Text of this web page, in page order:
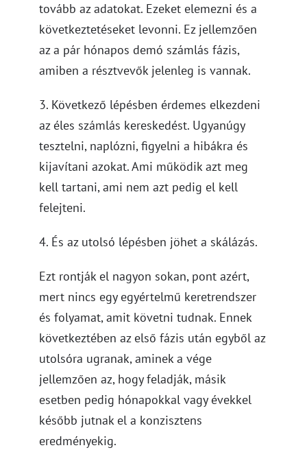
tovább az adatokat. Ezeket elemezni és a
következtetéseket levonni. Ez jellemzően
az a pár hónapos demó számlás fázis,
amiben a résztvevők jelenleg is vannak.
3. Következő lépésben érdemes elkezdeni
az éles számlás kereskedést. Ugyanúgy
tesztelni, naplózni, figyelni a hibákra és
kijavítani azokat. Ami működik azt meg
kell tartani, ami nem azt pedig el kell
felejteni.
4. És az utolsó lépésben jöhet a skálázás.
Ezt rontják el nagyon sokan, pont azért,
mert nincs egy egyértelmű keretrendszer
és folyamat, amit követni tudnak. Ennek
következtében az első fázis után egyből az
utolsóra ugranak, aminek a vége
jellemzően az, hogy feladják, másik
esetben pedig hónapokkal vagy évekkel
később jutnak el a konzisztens
eredményekig.